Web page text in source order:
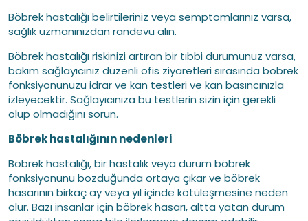
Böbrek hastalığı belirtileriniz veya semptomlarınız varsa,
sağlık uzmanınızdan randevu alın.
Böbrek hastalığı riskinizi artıran bir tıbbi durumunuz varsa,
bakım sağlayıcınız düzenli ofis ziyaretleri sırasında böbrek
fonksiyonunuzu idrar ve kan testleri ve kan basıncınızla
izleyecektir. Sağlayıcınıza bu testlerin sizin için gerekli
olup olmadığını sorun.
Böbrek hastalığının nedenleri
Böbrek hastalığı, bir hastalık veya durum böbrek
fonksiyonunu bozduğunda ortaya çıkar ve böbrek
hasarının birkaç ay veya yıl içinde kötüleşmesine neden
olur. Bazı insanlar için böbrek hasarı, altta yatan durum